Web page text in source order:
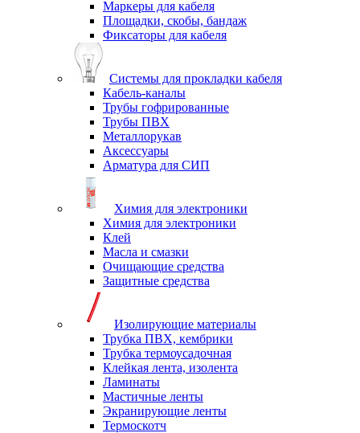
Маркеры для кабеля
Площадки, скобы, бандаж
Фиксаторы для кабеля
Системы для прокладки кабеля
Кабель-каналы
Трубы гофрированные
Трубы ПВХ
Металлорукав
Аксессуары
Арматура для СИП
Химия для электроники
Химия для электроники
Клей
Масла и смазки
Очищающие средства
Защитные средства
Изолирующие материалы
Трубка ПВХ, кембрики
Трубка термоусадочная
Клейкая лента, изолента
Ламинаты
Мастичные ленты
Экранирующие ленты
Термоскотч